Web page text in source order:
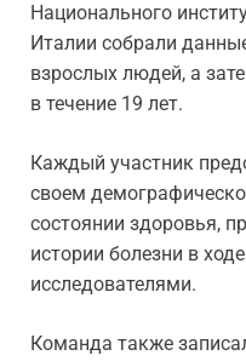
Национального
Италии собрали
взрослых людей, а
в течение 19 лет.
Каждый участник
своем
состоянии здоровья,
истории болезни в
исследователями.
Команда также